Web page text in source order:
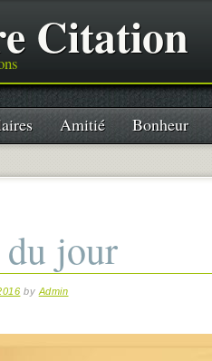
Citation
Amitié Bonheur
jour
by Admin